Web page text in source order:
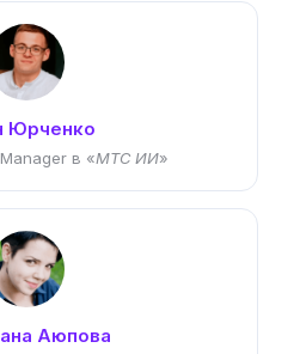
Юрченко
в «МТС ИИ»
Аюпова